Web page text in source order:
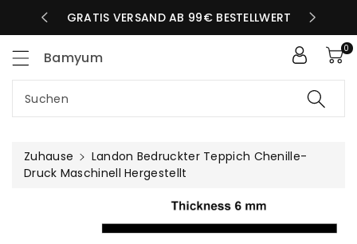
TAG GRATIS VERSAND AB 99€ BESTELLWERT
Bamyum
Suchen
0
Zuhause
Landon Bedruckter Teppich Chenille-
Druck Maschinell Hergestellt